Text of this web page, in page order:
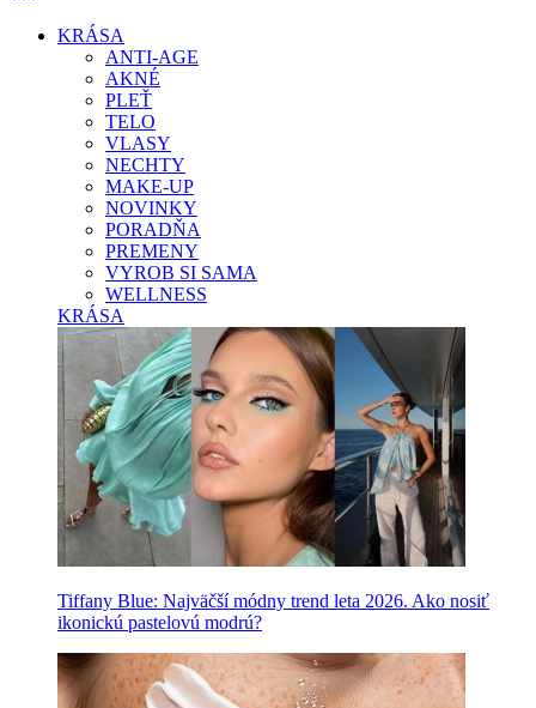
KRÁSA
ANTI-AGE
AKNÉ
PLEŤ
TELO
VLASY
NECHTY
MAKE-UP
NOVINKY
PORADŇA
PREMENY
VYROB SI SAMA
WELLNESS
KRÁSA
Tiffany Blue: Najväčší módny trend leta 2026. Ako nosiť
ikonickú pastelovú modrú?